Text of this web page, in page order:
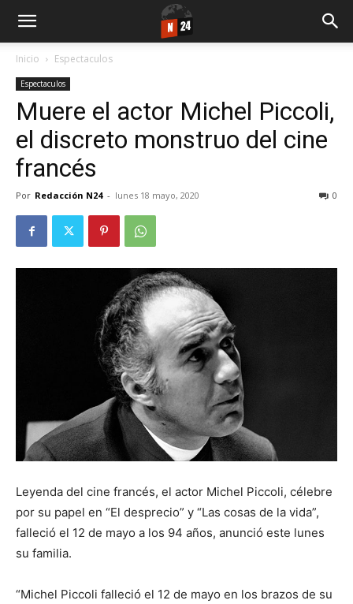
Inicio Espectaculos
Espectaculos
Muere el actor Michel Piccoli,
el discreto monstruo del cine
francés
Por Redacción N24 - lunes 18 mayo, 2020 0
Leyenda del cine francés, el actor Michel Piccoli, célebre
por su papel en “El desprecio” y “Las cosas de la vida”,
falleció el 12 de mayo a los 94 años, anunció este lunes
su familia.
“Michel Piccoli falleció el 12 de mayo en los brazos de su